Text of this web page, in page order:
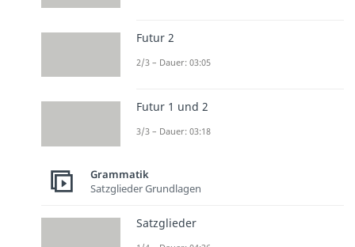
Futur 2
2/3 – Dauer: 03:05
Futur 1 und 2
3/3 – Dauer: 03:18
Grammatik
Satzglieder Grundlagen
Satzglieder